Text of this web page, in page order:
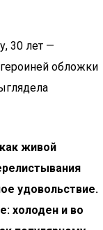
30 лет —
обложки
живой
удовольствие.
холоден и во